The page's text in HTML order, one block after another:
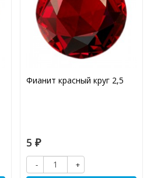
Фианит красный круг 2,5
5 ₽
-
+